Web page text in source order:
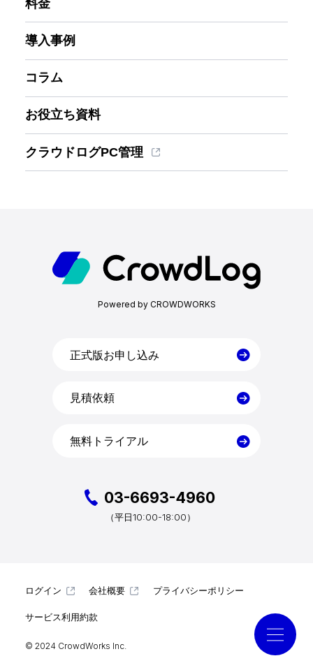
機能一覧
目的・活用シーン
料金
導入事例
コラム
お役立ち資料
資料請求
料金
導入事例
コラム
お役立ち資料
クラウドログPC管理
Powered by CROWDWORKS
正式版お申し込み
見積依頼
無料トライアル
03-6693-4960
（平日10:00-18:00）
ログイン 会社概要 プライバシーポリシー
サービス利用約款
© 2024 CrowdWorks Inc.